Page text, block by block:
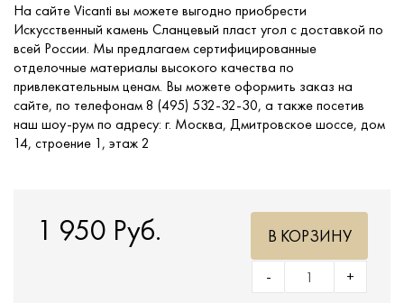
На сайте Vicanti вы можете выгодно приобрести
Искусственный камень Сланцевый пласт угол с доставкой по
всей России. Мы предлагаем сертифицированные
отделочные материалы высокого качества по
привлекательным ценам. Вы можете оформить заказ на
сайте, по телефонам 8 (495) 532-32-30, а также посетив
наш шоу-рум по адресу: г. Москва, Дмитровское шоссе, дом
14, строение 1, этаж 2
1 950 Руб.
+
-
В КОРЗИНУ